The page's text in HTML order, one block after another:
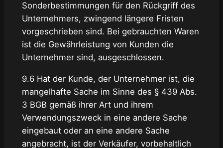
Sonderbestimmungen für den Rückgriff des
Unternehmers, zwingend längere Fristen
vorgeschrieben sind. Bei gebrauchten Waren
ist die Gewährleistung von Kunden die
Unternehmer sind, ausgeschlossen.
9.6 Hat der Kunde, der Unternehmer ist, die
mangelhafte Sache im Sinne des § 439 Abs.
3 BGB gemäß ihrer Art und ihrem
Verwendungszweck in eine andere Sache
eingebaut oder an eine andere Sache
angebracht, ist der Verkäufer, vorbehaltlich